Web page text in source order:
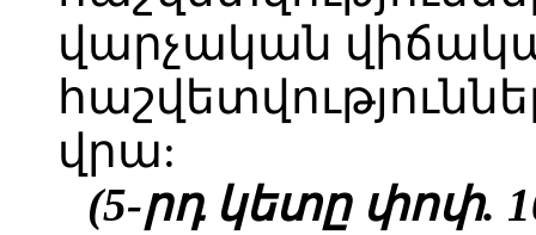
վարչական
վրա:
(5-րդ կետը փոփ.